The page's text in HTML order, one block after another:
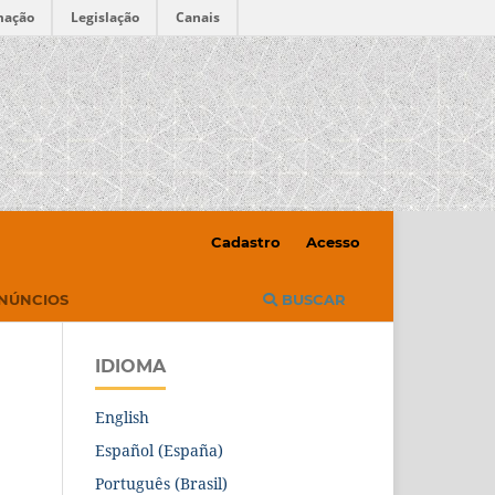
Legislação Canais
BUSCAR
Cadastro Acesso
IDIOMA
English
Español (España)
Português (Brasil)